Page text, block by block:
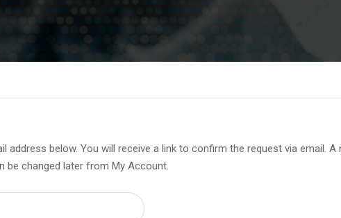
address below. You will receive a link to confirm the request via email. A
be changed later from My Account.